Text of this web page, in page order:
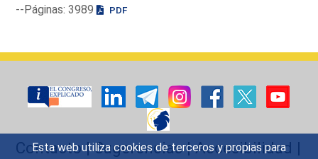
Esta web utiliza cookies de terceros y propias para
--Páginas: 3989
PDF
Contacto|Sugerencias|Accesibilidad |